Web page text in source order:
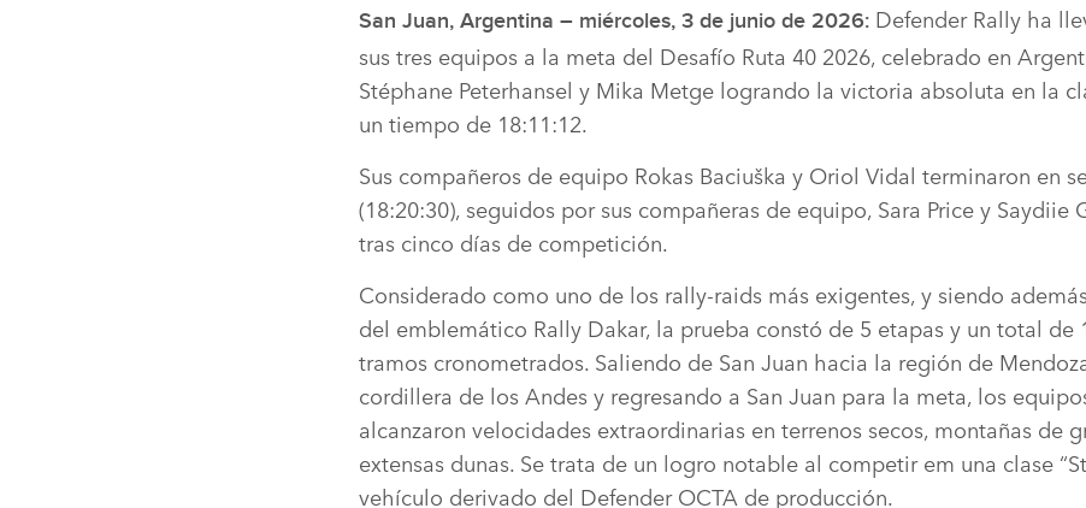
San Juan, Argentina – miércoles, 3 de junio de 2026: Defender Rally ha
sus tres equipos a la meta del Desafío Ruta 40 2026, celebrado en
Stéphane Peterhansel y Mika Metge logrando la victoria absoluta en la
un tiempo de 18:11:12.
Sus compañeros de equipo Rokas Baciuška y Oriol Vidal terminaron en
(18:20:30), seguidos por sus compañeras de equipo, Sara Price y Saydiie
tras cinco días de competición.
Considerado como uno de los rally‑raids más exigentes, y siendo
del emblemático Rally Dakar, la prueba constó de 5 etapas y un total de
tramos cronometrados. Saliendo de San Juan hacia la región de
cordillera de los Andes y regresando a San Juan para la meta, los
alcanzaron velocidades extraordinarias en terrenos secos, montañas de
extensas dunas. Se trata de un logro notable al competir em una clase
vehículo derivado del Defender OCTA de producción.